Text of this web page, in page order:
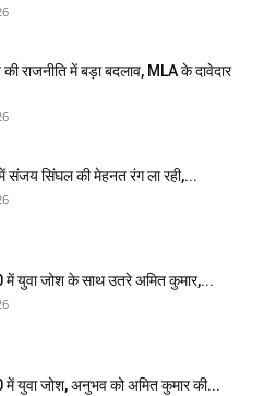
की राजनीति में बड़ा बदलाव, MLA के दावेदार
में संजय सिंघल की मेहनत रंग ला रही,...
में युवा जोश के साथ उतरे अमित कुमार,...
में युवा जोश, अनुभव को अमित कुमार की...